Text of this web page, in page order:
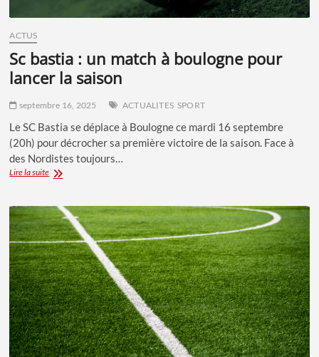
ACTUS
sc bastia : un match à boulogne pour
lancer la saison
septembre 16, 2025 ACTUALITES SPORT
Le SC Bastia se déplace à Boulogne ce mardi 16 septembre
(20h) pour décrocher sa première victoire de la saison. Face à
des Nordistes toujours…
Lire la suiteSC
UN
MATCH
À
BOULOGNE
POUR
LANCER
LA
SAISON